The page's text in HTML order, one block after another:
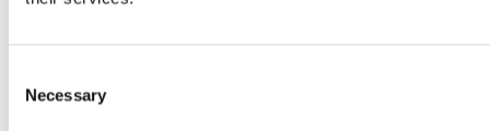
Selection
Necessary